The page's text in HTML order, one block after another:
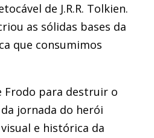
de J.R.R. Tolkien.
as sólidas bases da
que consumimos
Frodo para destruir o
jornada do herói
e histórica da